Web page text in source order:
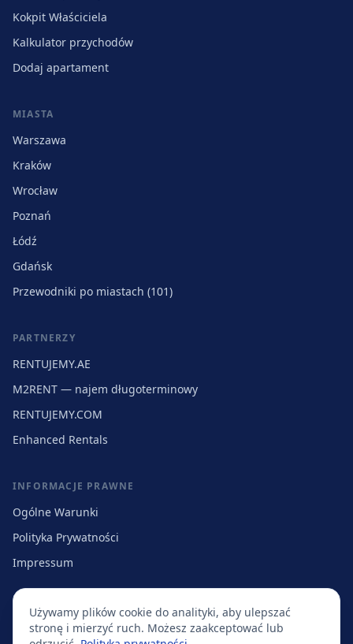
Kokpit Właściciela
Kalkulator przychodów
Dodaj apartament
MIASTA
Warszawa
Kraków
Wrocław
Poznań
Łódź
Gdańsk
Przewodniki po miastach (101)
PARTNERZY
RENTUJEMY.AE
M2RENT — najem długoterminowy
RENTUJEMY.COM
Enhanced Rentals
INFORMACJE PRAWNE
Ogólne Warunki
Polityka Prywatności
Impressum
Obsługujemy: Warszawa·Kraków·Wrocław·Poznań·Łódź· Gdańsk
Używamy plików cookie do analityki, aby ulepszać
stronę i mierzyć ruch. Możesz zaakceptować lub